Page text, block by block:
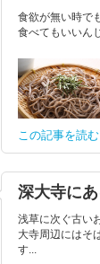
食欲が無い時で
食べてもいいん
この記事を読む
深大寺に
浅草に次ぐ古い
大寺周辺にはそ
す...